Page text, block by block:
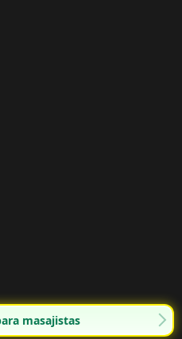
masajistas